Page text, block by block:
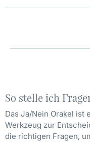
So stelle ich
Das Ja/Nein Orakel ist
Werkzeug zur
die richtigen Fragen,